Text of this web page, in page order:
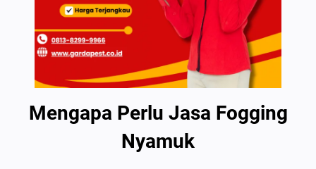
Mengapa Perlu Jasa Fogging
Nyamuk